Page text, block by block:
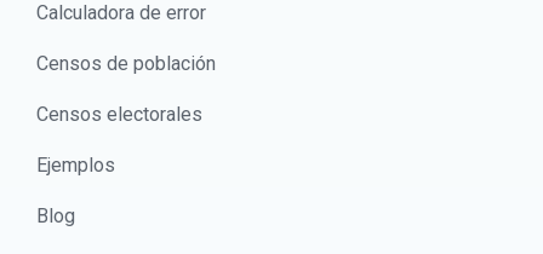
Calculadora de error
Censos de población
Censos electorales
Ejemplos
Blog